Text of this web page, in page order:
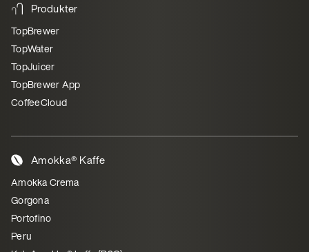
Produkter
TopBrewer
TopWater
TopJuicer
TopBrewer App
CoffeeCloud
Amokka® Kaffe
Amokka Crema
Gorgona
Portofino
Peru